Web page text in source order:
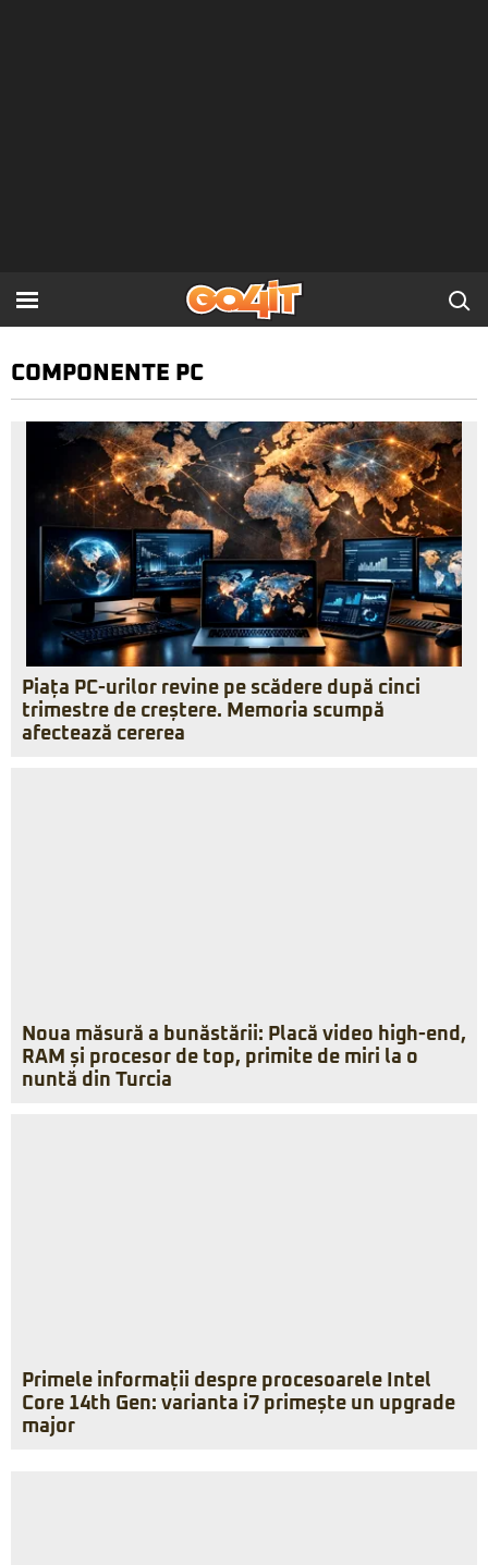
COMPONENTE PC
Piața PC-urilor revine pe scădere după cinci
trimestre de creștere. Memoria scumpă
afectează cererea
Noua măsură a bunăstării: Placă video high-end,
RAM și procesor de top, primite de miri la o
nuntă din Turcia
Primele informații despre procesoarele Intel
Core 14th Gen: varianta i7 primește un upgrade
major